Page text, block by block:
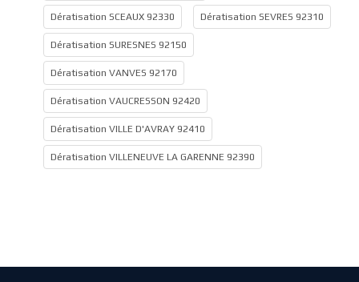
Dératisation SCEAUX 92330 Dératisation SEVRES 92310
Dératisation SURESNES 92150
Dératisation VANVES 92170
Dératisation VAUCRESSON 92420
Dératisation VILLE D'AVRAY 92410
Dératisation VILLENEUVE LA GARENNE 92390